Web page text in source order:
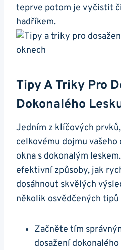
teprve potom je vyčistit
hadříkem.
Tipy A Triky Pro
Dokonalého
Jedním z klíčových
celkovému dojmu vašeho
okna s dokonalým
efektivní způsoby, jak
dosáhnout skvělých
několik osvědčených
Začněte tím
dosažení